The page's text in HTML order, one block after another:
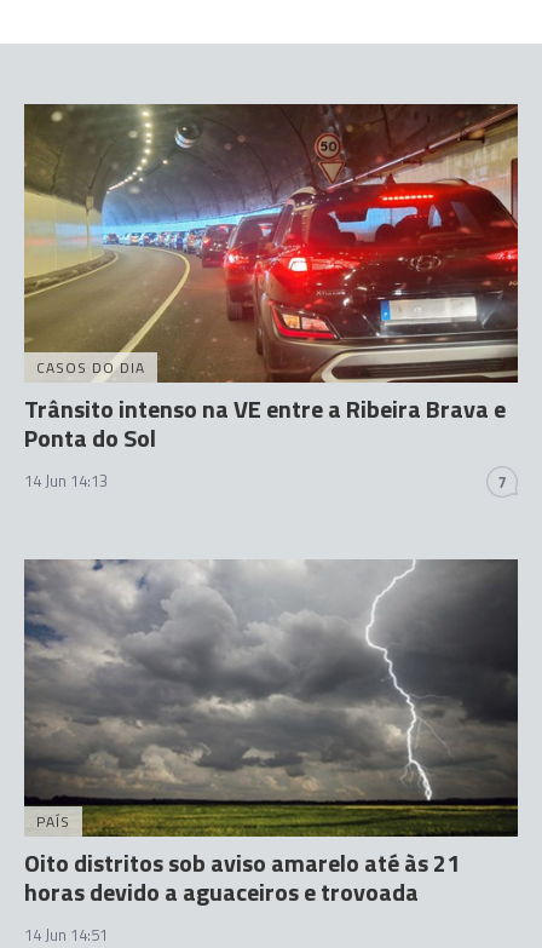
CASOS DO DIA
Trânsito intenso na VE entre a Ribeira Brava e
Ponta do Sol
14 Jun 14:13 7
PAÍS
Oito distritos sob aviso amarelo até às 21
horas devido a aguaceiros e trovoada
14 Jun 14:51